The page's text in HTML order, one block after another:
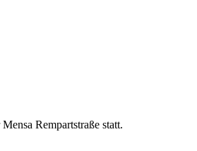
Rempartstraße statt.